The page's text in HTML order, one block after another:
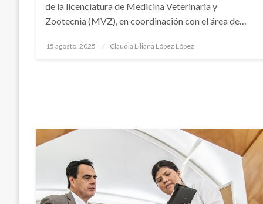
de la licenciatura de Medicina Veterinaria y
Zootecnia (MVZ), en coordinación con el área de…
Publicado
15 agosto, 2025 Claudia Liliana López López